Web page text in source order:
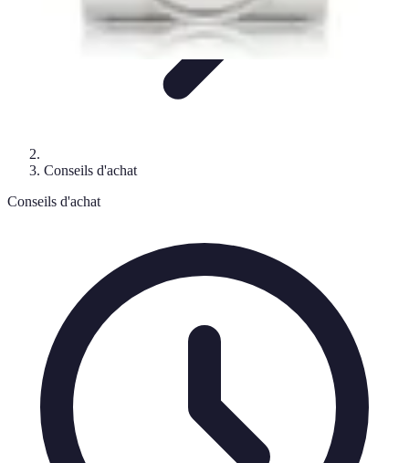
Conseils d'achat
Conseils d'achat